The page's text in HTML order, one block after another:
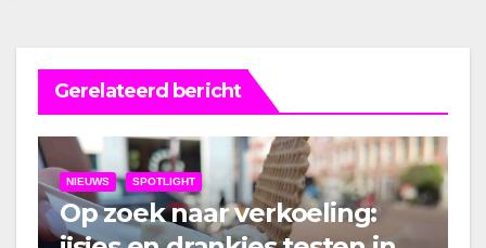
Gerelateerd bericht
NIEUWS SPOTLIGHT
Op zoek naar verkoeling: